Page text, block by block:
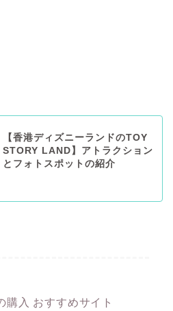
【香港ディズニーランドのTOY
STORY LAND】アトラクション
とフォトスポットの紹介
購入 おすすめサイト